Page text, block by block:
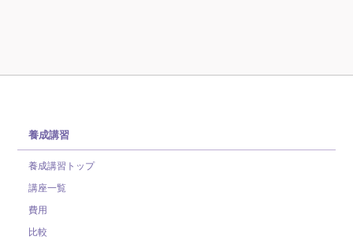
養成講習
養成講習トップ
講座一覧
費用
比較